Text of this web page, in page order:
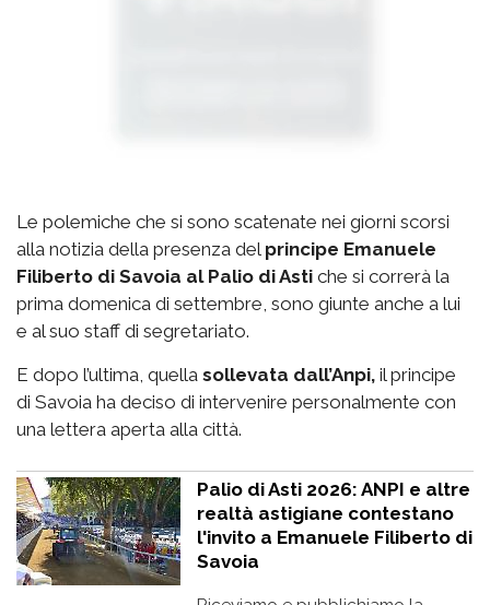
Le polemiche che si sono scatenate nei giorni scorsi
alla notizia della presenza del principe Emanuele
Filiberto di Savoia al Palio di Asti che si correrà la
prima domenica di settembre, sono giunte anche a lui
e al suo staff di segretariato.
E dopo l’ultima, quella sollevata dall’Anpi, il principe
di Savoia ha deciso di intervenire personalmente con
una lettera aperta alla città.
Palio di Asti 2026: ANPI e altre
realtà astigiane contestano
l'invito a Emanuele Filiberto di
Savoia